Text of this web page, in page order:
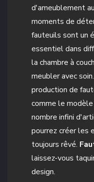
d'ameublement
moments de
fauteuils sont un
essentiel dans
la chambre à
meubler avec
production de
comme le
nombre infini
pourrez créer les
toujours rêvé.
laissez-vous
design.